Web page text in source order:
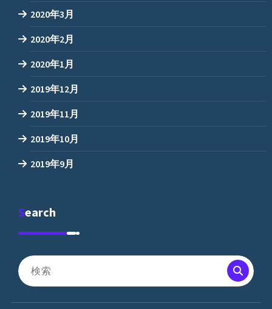
2020年3月
2020年2月
2020年1月
2019年12月
2019年11月
2019年10月
2019年9月
Search
検
索
象: